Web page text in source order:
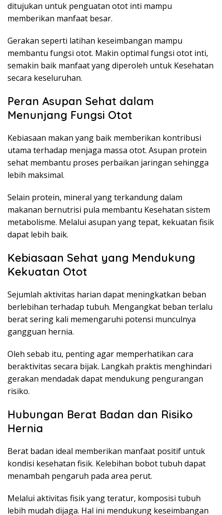
ditujukan untuk penguatan otot inti mampu
memberikan manfaat besar.
Gerakan seperti latihan keseimbangan mampu
membantu fungsi otot. Makin optimal fungsi otot inti,
semakin baik manfaat yang diperoleh untuk Kesehatan
secara keseluruhan.
Peran Asupan Sehat dalam
Menunjang Fungsi Otot
Kebiasaan makan yang baik memberikan kontribusi
utama terhadap menjaga massa otot. Asupan protein
sehat membantu proses perbaikan jaringan sehingga
lebih maksimal.
Selain protein, mineral yang terkandung dalam
makanan bernutrisi pula membantu Kesehatan sistem
metabolisme. Melalui asupan yang tepat, kekuatan fisik
dapat lebih baik.
Kebiasaan Sehat yang Mendukung
Kekuatan Otot
Sejumlah aktivitas harian dapat meningkatkan beban
berlebihan terhadap tubuh. Mengangkat beban terlalu
berat sering kali memengaruhi potensi munculnya
gangguan hernia.
Oleh sebab itu, penting agar memperhatikan cara
beraktivitas secara bijak. Langkah praktis menghindari
gerakan mendadak dapat mendukung pengurangan
risiko.
Hubungan Berat Badan dan Risiko
Hernia
Berat badan ideal memberikan manfaat positif untuk
kondisi kesehatan fisik. Kelebihan bobot tubuh dapat
menambah pengaruh pada area perut.
Melalui aktivitas fisik yang teratur, komposisi tubuh
lebih mudah dijaga. Hal ini mendukung keseimbangan